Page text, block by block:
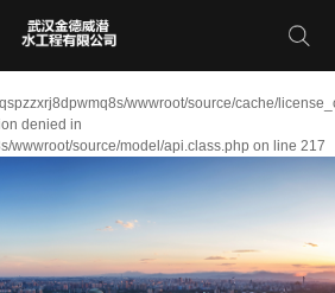
wwwroot/source/cache/
denied in
wwwroot/source/model/api.class.php on line 217